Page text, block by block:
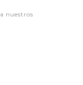
nuestros